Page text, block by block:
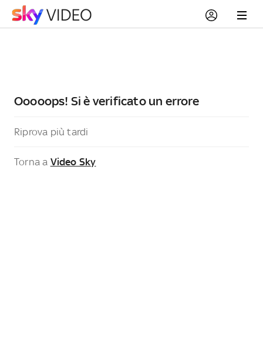
Ooooops! Si è verificato un errore
Riprova più tardi
Torna a Video Sky